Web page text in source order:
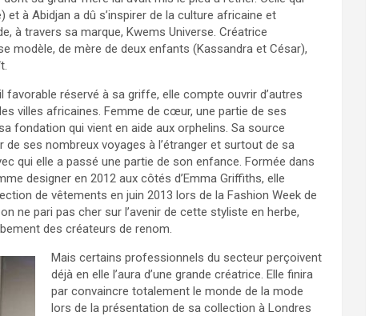
à Abidjan a dû s’inspirer de la culture africaine et
à travers sa marque, Kwems Universe. Créatrice
modèle, de mère de deux enfants (Kassandra et César),
favorable réservé à sa griffe, elle compte ouvrir d’autres
villes africaines. Femme de cœur, une partie de ses
fondation qui vient en aide aux orphelins. Sa source
de ses nombreux voyages à l’étranger et surtout de sa
qui elle a passé une partie de son enfance. Formée dans
designer en 2012 aux côtés d’Emma Griffiths, elle
de vêtements en juin 2013 lors de la Fashion Week de
ne pari pas cher sur l’avenir de cette styliste en herbe,
des créateurs de renom.
Mais certains professionnels du secteur perçoivent
déjà en elle l’aura d’une grande créatrice. Elle finira
par convaincre totalement le monde de la mode
lors de la présentation de sa collection à Londres